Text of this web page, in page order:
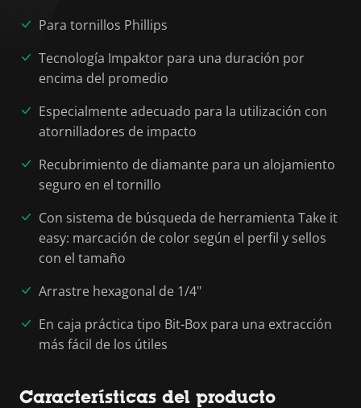
Para tornillos Phillips
Tecnología Impaktor para una duración por
encima del promedio
Especialmente adecuado para la utilización con
atornilladores de impacto
Recubrimiento de diamante para un alojamiento
seguro en el tornillo
Con sistema de búsqueda de herramienta Take it
easy: marcación de color según el perfil y sellos
con el tamaño
Arrastre hexagonal de 1/4"
En caja práctica tipo Bit-Box para una extracción
más fácil de los útiles
Características del producto